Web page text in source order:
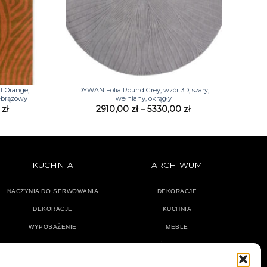
Orange,
złZakres
do
DYWAN Folia Round Grey, wzór 3D, szary,
wełniany, okrągły
2910,00 zł – 5330,00 złZakres
do
KUCHNIA
NACZYNIA DO SERWOWANIA
DEKORACJE
WYPOSAŻENIE
ARCHIWUM
DEKORACJE
KUCHNIA
MEBLE
OŚWIETLENIE